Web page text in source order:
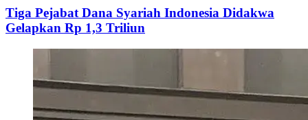
Tiga Pejabat Dana Syariah Indonesia Didakwa
Gelapkan Rp 1,3 Triliun